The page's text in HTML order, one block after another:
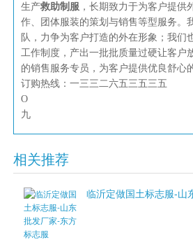
生产救助制服 ，长期致力于为客户提供
作、团体服装的策划与销售等型服务。
队，力争为客户打造的外在形象；我们
工作制度，产出一批批质量过硬让客户
的销售服务专员，为客户提供优良舒心
订购热线：一三三二六五三五三五
O
九
相关推荐
临沂定做国土标志服-山